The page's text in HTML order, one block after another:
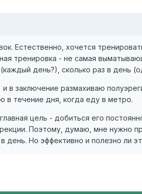
Естественно, хочется
тренировка - не самая
день?), сколько раз в день
в заключение размахиваю
в течение дня, когда еду в метро.
цель - добиться его
Поэтому, думаю, мне нужно
день. Но эффективно и полезно ли